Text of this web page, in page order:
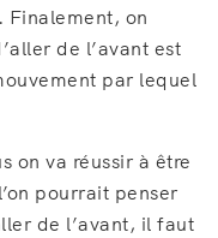
Finalement, on
de l’avant est
par lequel
on va réussir à être
pourrait penser
de l’avant, il faut